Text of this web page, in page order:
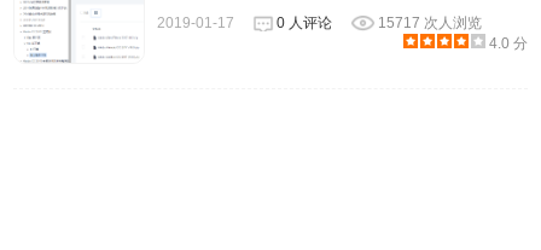
2019-01-17 0 人评论
15717 次人浏览
4.0 分